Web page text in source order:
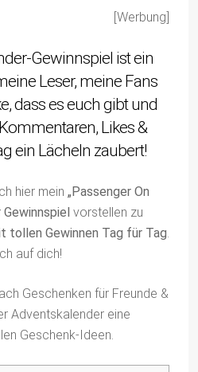
[Werbung]
Gewinnspiel ist ein
Leser, meine Fans
dass es euch gibt und
Likes &
ein Lächeln zaubert!
hier mein „Passenger On
vorstellen zu
tollen Gewinnen Tag für Tag.
auf dich!
Geschenken für Freunde &
Adventskalender eine
Geschenk-Ideen.